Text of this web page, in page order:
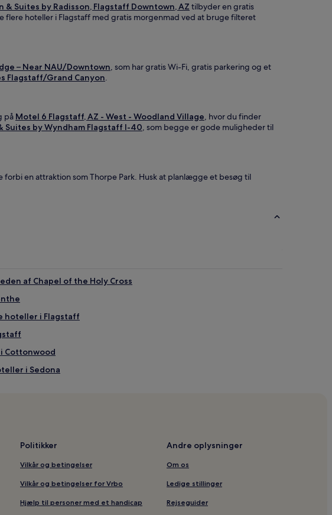
& Suites by Radisson, Flagstaff Downtown, AZ tilbyder en gratis
flere hoteller i Flagstaff med gratis morgenmad ved at bruge filteret
– Near NAU/Downtown, som har gratis Wi-Fi, gratis parkering og et
Flagstaff/Grand Canyon.
på Motel 6 Flagstaff, AZ - West - Woodland Village, hvor du finder
Suites by Wyndham Flagstaff I-40, som begge er gode muligheder til
en attraktion som Thorpe Park. Husk at planlægge et besøg til
af Chapel of the Holy Cross
hoteller i Flagstaff
Cottonwood
i Sedona
Politikker
Vilkår og betingelser
Vilkår og betingelser for Vrbo
Hjælp til personer med et handicap
Andre oplysninger
Om os
Ledige stillinger
Rejseguider